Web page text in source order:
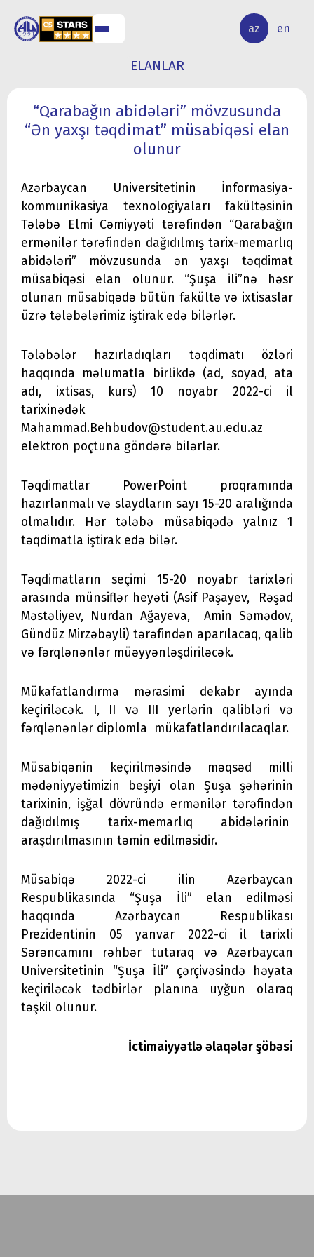
az en
ELMİ
TƏDQİQAT
ELANLAR
“Qarabağın abidələri” mövzusunda
“Ən yaxşı təqdimat” müsabiqəsi elan
olunur
Azərbaycan Universitetinin İnformasiya-
kommunikasiya texnologiyaları fakültəsinin
Tələbə Elmi Cəmiyyəti tərəfindən “Qarabağın
ermənilər tərəfindən dağıdılmış tarix-memarlıq
abidələri” mövzusunda ən yaxşı təqdimat
müsabiqəsi elan olunur. “Şuşa ili”nə həsr
olunan müsabiqədə bütün fakültə və ixtisaslar
üzrə tələbələrimiz iştirak edə bilərlər.
Tələbələr hazırladıqları təqdimatı özləri
haqqında məlumatla birlikdə (ad, soyad, ata
adı, ixtisas, kurs) 10 noyabr 2022-ci il
tarixinədək
Mahammad.Behbudov@student.au.edu.az
elektron poçtuna göndərə bilərlər.
Təqdimatlar PowerPoint proqramında
hazırlanmalı və slaydların sayı 15-20 aralığında
olmalıdır. Hər tələbə müsabiqədə yalnız 1
təqdimatla iştirak edə bilər.
Təqdimatların seçimi 15-20 noyabr tarixləri
arasında münsiflər heyəti (Asif Paşayev, Rəşad
Məstəliyev, Nurdan Ağayeva, Amin Səmədov,
Gündüz Mirzəbəyli) tərəfindən aparılacaq, qalib
və fərqlənənlər müəyyənləşdiriləcək.
Mükafatlandırma mərasimi dekabr ayında
keçiriləcək. I, II və III yerlərin qalibləri və
fərqlənənlər diplomla mükafatlandırılacaqlar.
Müsabiqənin keçirilməsində məqsəd milli
mədəniyyətimizin beşiyi olan Şuşa şəhərinin
tarixinin, işğal dövründə ermənilər tərəfindən
dağıdılmış tarix-memarlıq abidələrinin
araşdırılmasının təmin edilməsidir.
Müsabiqə 2022-ci ilin Azərbaycan
Respublikasında “Şuşa İli” elan edilməsi
haqqında Azərbaycan Respublikası
Prezidentinin 05 yanvar 2022-ci il tarixli
Sərəncamını rəhbər tutaraq və Azərbaycan
Universitetinin “Şuşa İli” çərçivəsində həyata
keçiriləcək tədbirlər planına uyğun olaraq
təşkil olunur.
İctimaiyyətlə əlaqələr şöbəsi